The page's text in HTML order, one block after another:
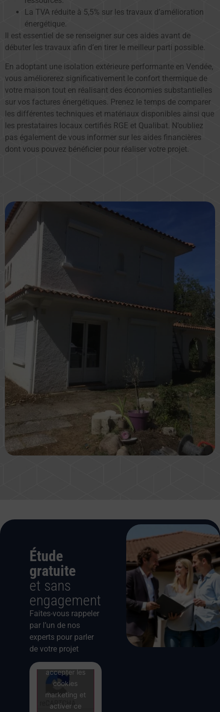
La TVA réduite à 5,5% sur les travaux d’amélioration
énergétique.
Il est essentiel de se renseigner sur ces aides avant de
débuter les travaux afin d’en tirer le meilleur parti possible.
En adoptant une isolation extérieure performante en Vendée,
vous améliorerez significativement le confort thermique de
votre maison tout en réalisant des économies substantielles
sur vos factures énergétiques. Prenez le temps de comparer
les différentes techniques et matériaux disponibles ainsi que
les prestataires locaux certifiés RGE et Qualibat. N’oubliez
pas également de vous informer sur les aides financières
dont vous pouvez bénéficier pour réaliser votre projet.
Étude
gratuite
et sans
engagement
Faites-vous rappeler
par l’un de nos
experts pour parler
de votre projet
Cliquez pour
accepter les
cookies
marketing et
activer ce